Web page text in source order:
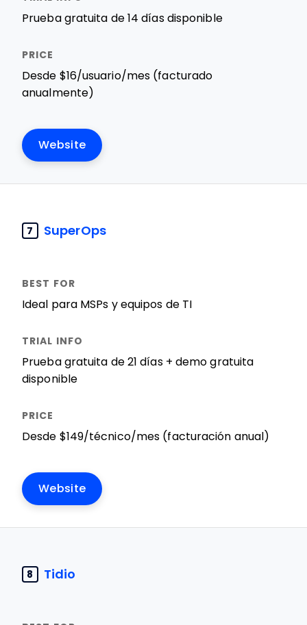
Prueba gratuita de 14 días disponible
Desde $16/usuario/mes (facturado
anualmente)
Website
7 SuperOps
Ideal para MSPs y equipos de TI
Prueba gratuita de 21 días + demo gratuita
disponible
Desde $149/técnico/mes (facturación anual)
Website
8 Tidio